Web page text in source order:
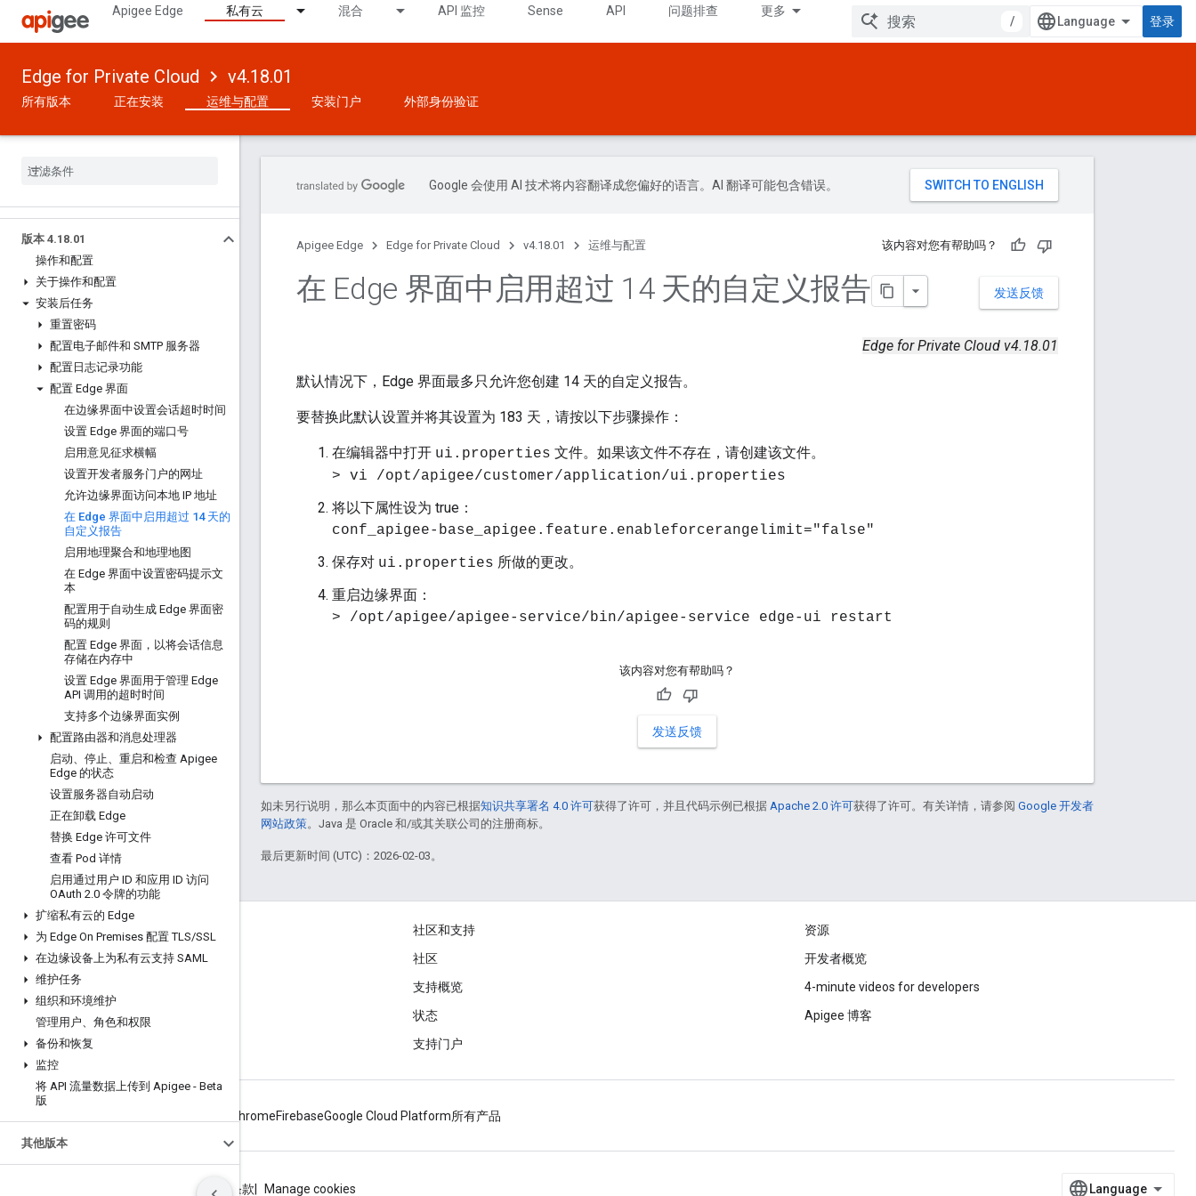
Apigee Edge 私有云 混合 API 监控 Sense API 问题排查 更多
/ 登录
Edge for Private Cloud v4.18.01
所有版本 正在安装 运维与配置 安装门户 外部身份验证
版本 4.18.01
操作和配置
关于操作和配置
安装后任务
重置密码
配置电子邮件和 SMTP 服务器
配置日志记录功能
配置 Edge 界面
在边缘界面中设置会话超时时间
设置 Edge 界面的端口号
启用意见征求横幅
设置开发者服务门户的网址
允许边缘界面访问本地 IP 地址
在 Edge 界面中启用超过 14 天的
自定义报告
启用地理聚合和地理地图
在 Edge 界面中设置密码提示文
本
配置用于自动生成 Edge 界面密
码的规则
配置 Edge 界面，以将会话信息
存储在内存中
设置 Edge 界面用于管理 Edge
API 调用的超时时间
支持多个边缘界面实例
配置路由器和消息处理器
启动、停止、重启和检查 Apigee
Edge 的状态
设置服务器自动启动
正在卸载 Edge
替换 Edge 许可文件
查看 Pod 详情
启用通过用户 ID 和应用 ID 访问
OAuth 2.0 令牌的功能
扩缩私有云的 Edge
为 Edge On Premises 配置 TLS/SSL
在边缘设备上为私有云支持 SAML
维护任务
组织和环境维护
管理用户、角色和权限
备份和恢复
监控
将 API 流量数据上传到 Apigee - Beta
版
其他版本
Google 会使用 AI 技术将内容翻译成您偏好的语言。AI 翻译可能包含错误。
Apigee Edge Edge for Private Cloud v4.18.01 运维与配置 该内容对您有帮助吗？
发送反馈
在 Edge 界面中启用超过 14 天的自定义报告
Edge for Private Cloud v4.18.01
默认情况下，Edge 界面最多只允许您创建 14 天的自定义报告。
要替换此默认设置并将其设置为 183 天，请按以下步骤操作：
在编辑器中打开 ui.properties 文件。如果该文件不存在，请创建该文件。
> vi /opt/apigee/customer/application/ui.properties
将以下属性设为 true：
conf_apigee-base_apigee.feature.enableforcerangelimit="false"
保存对 ui.properties 所做的更改。
重启边缘界面：
> /opt/apigee/apigee-service/bin/apigee-service edge-ui restart
该内容对您有帮助吗？
发送反馈
如未另行说明，那么本页面中的内容已根据知识共享署名 4.0 许可获得了许可，并且代码示例已根据 Apache 2.0 许可获得了许可。有关详情，请参阅 Google 开发者
网站政策。Java 是 Oracle 和/或其关联公司的注册商标。
最后更新时间 (UTC)：2026-02-03。
Apigee 简介
We're part of Google
活动
合作伙伴
电子书和网络广播
社区和支持
社区
支持概览
状态
支持门户
资源
开发者概览
4-minute videos for developers
Apigee 博客
ChromeFirebaseGoogle Cloud Platform所有产品
Google Cloud 条款 Manage cookies